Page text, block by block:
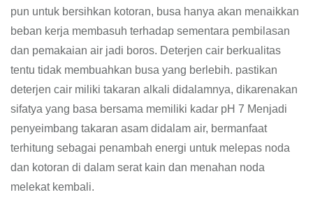
pun untuk bersihkan kotoran, busa hanya akan menaikkan
beban kerja membasuh terhadap sementara pembilasan
dan pemakaian air jadi boros. Deterjen cair berkualitas
tentu tidak membuahkan busa yang berlebih. pastikan
deterjen cair miliki takaran alkali didalamnya, dikarenakan
sifatya yang basa bersama memiliki kadar pH 7 Menjadi
penyeimbang takaran asam didalam air, bermanfaat
terhitung sebagai penambah energi untuk melepas noda
dan kotoran di dalam serat kain dan menahan noda
melekat kembali.